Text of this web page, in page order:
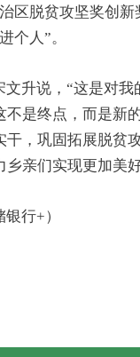
区脱贫攻坚奖创
个人”。
文升说，“这是对我
不是终点，而是新
干，巩固拓展脱贫
乡亲们实现更加美
银行+）